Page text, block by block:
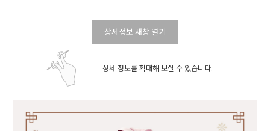
상세정보 새창 열기
상세 정보를 확대해 보실 수 있습니다.